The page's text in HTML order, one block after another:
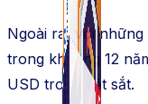
Ngoài ra, với
trong khoảng 12
USD trong két sắt.